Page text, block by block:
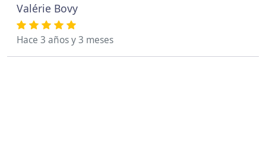
Valérie Bovy
Hace 3 años y 3 meses